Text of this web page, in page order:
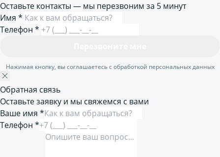
Оставьте контакты — мы перезвоним за 5 минут
Имя *
Телефон *
Нажимая кнопку, вы соглашаетесь с обработкой персональных данных
Обратная связь
Оставьте заявку и мы свяжемся с вами
Ваше имя *
Телефон *